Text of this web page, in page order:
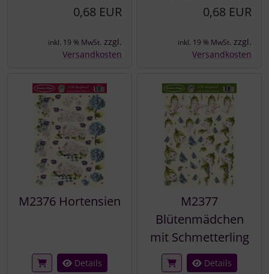
0,68 EUR
inkl. 19 % MwSt. zzgl.
Versandkosten
0,68 EUR
inkl. 19 % MwSt. zzgl.
Versandkosten
M2376 Hortensien
Details
M2377
Blütenmädchen
mit Schmetterling
Details